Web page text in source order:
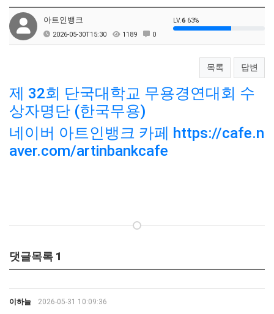
아트인뱅크
2026-05-30T15:30 1189 0
LV.6 63%
목록 답변
제 32회 단국대학교 무용경연대회 수
상자명단 (한국무용)
네이버 아트인뱅크 카페 https://cafe.n
aver.com/artinbankcafe
댓글목록 1
이하늘
2026-05-31 10:09:36